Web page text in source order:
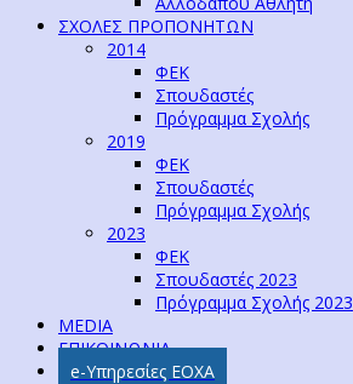
ΣΧΟΛΕΣ ΠΡΟΠΟΝΗΤΩΝ
2014
ΦΕΚ
Σπουδαστές
Πρόγραμμα Σχολής
2019
ΦΕΚ
Σπουδαστές
Πρόγραμμα Σχολής
2023
ΦΕΚ
Σπουδαστές 2023
Πρόγραμμα Σχολής 2023
MEDIA
ΕΠΙΚΟΙΝΩΝΙΑ
e-Υπηρεσίες ΕΟΧΑ